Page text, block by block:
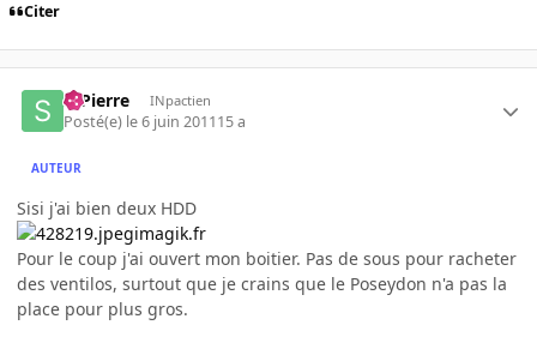
Citer
StPierre INpactien
Posté(e) le 6 juin 201115 a
AUTEUR
Sisi j'ai bien deux HDD
imagik.fr
Pour le coup j'ai ouvert mon boitier. Pas de sous pour racheter
des ventilos, surtout que je crains que le Poseydon n'a pas la
place pour plus gros.